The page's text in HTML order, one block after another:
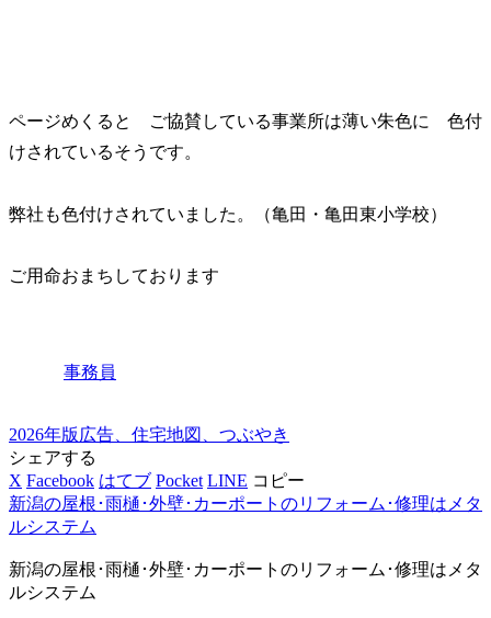
ページめくると ご協賛している事業所は薄い朱色に 色付
けされているそうです。
弊社も色付けされていました。（亀田・亀田東小学校）
ご用命おまちしております
事務員
2026年版 広告、住宅地図、つぶやき
シェアする
X Facebook はてブ Pocket LINE コピー
新潟の屋根･雨樋･外壁･カーポートのリフォーム･修理はメタ
ルシステム
新潟の屋根･雨樋･外壁･カーポートのリフォーム･修理はメタ
ルシステム